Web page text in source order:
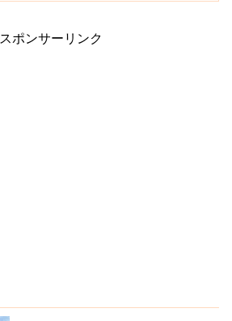
スポンサーリンク